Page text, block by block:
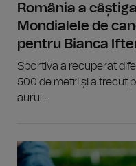
România a
Mondialele de
pentru Bianca
Sportiva a recuperat
500 de metri și a trecut
aurul...